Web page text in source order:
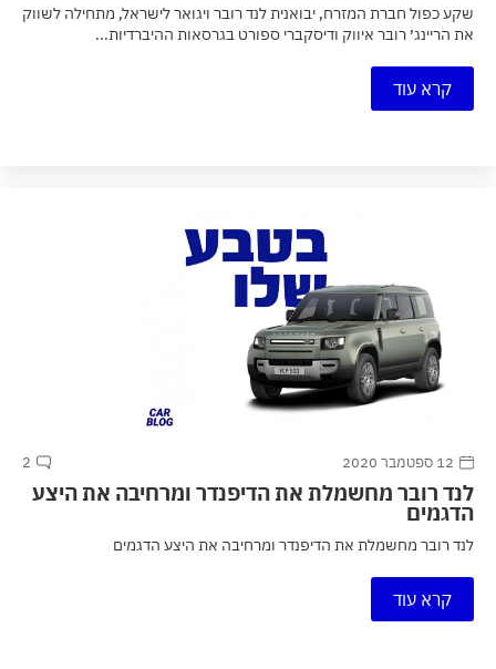
שקע כפול חברת המזרח, יבואנית לנד רובר ויגואר לישראל, מתחילה לשווק
את הריינג׳ רובר איווק ודיסקברי ספורט בגרסאות ההיברדיות...
קרא עוד
12 ספטמבר 2020 2
לנד רובר מחשמלת את הדיפנדר ומרחיבה את היצע
הדגמים
לנד רובר מחשמלת את הדיפנדר ומרחיבה את היצע הדגמים
קרא עוד